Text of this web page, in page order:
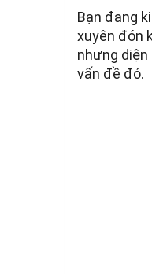
Bạn đang
xuyên đón
nhưng
vấn đề đó.